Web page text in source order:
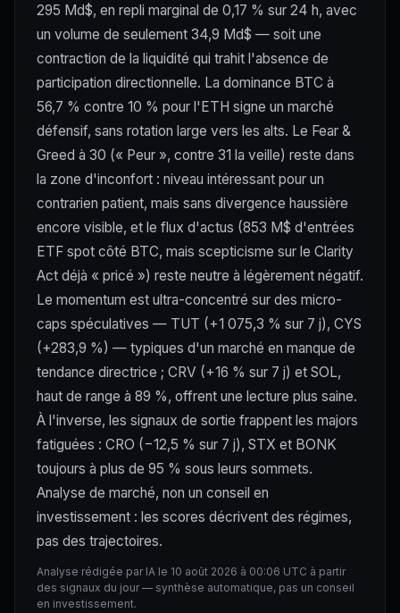
295 Md$, en repli marginal de 0,17 % sur 24 h, avec
un volume de seulement 34,9 Md$ — soit une
contraction de la liquidité qui trahit l'absence de
participation directionnelle. La dominance BTC à
56,7 % contre 10 % pour l'ETH signe un marché
défensif, sans rotation large vers les alts. Le Fear &
Greed à 30 (« Peur », contre 31 la veille) reste dans
la zone d'inconfort : niveau intéressant pour un
contrarien patient, mais sans divergence haussière
encore visible, et le flux d'actus (853 M$ d'entrées
ETF spot côté BTC, mais scepticisme sur le Clarity
Act déjà « pricé ») reste neutre à légèrement négatif.
Le momentum est ultra-concentré sur des micro-
caps spéculatives — TUT (+1 075,3 % sur 7 j), CYS
(+283,9 %) — typiques d'un marché en manque de
tendance directrice ; CRV (+16 % sur 7 j) et SOL,
haut de range à 89 %, offrent une lecture plus saine.
À l'inverse, les signaux de sortie frappent les majors
fatiguées : CRO (−12,5 % sur 7 j), STX et BONK
toujours à plus de 95 % sous leurs sommets.
Analyse de marché, non un conseil en
investissement : les scores décrivent des régimes,
pas des trajectoires.
Analyse rédigée par IA le 10 août 2026 à 00:06 UTC à partir
des signaux du jour — synthèse automatique, pas un conseil
en investissement.